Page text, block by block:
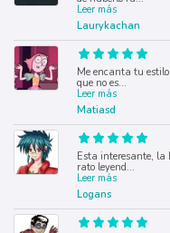
Leer más
Laurykachan
Me encanta tu
que no es...
Leer más
Matiasd
Esta interesante, la
rato leyend...
Leer más
Logans